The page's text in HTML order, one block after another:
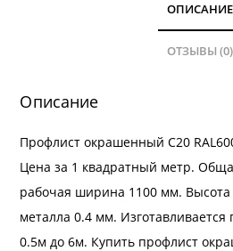
ОПИСАНИЕ
ОТЗЫВЫ (0)
Описание
Профлист окрашенный С20
Цена за 1 квадратный метр.
рабочая ширина 1100 мм.
металла 0.4 мм. Изготавливается
0.5м до 6м. Купить профлист